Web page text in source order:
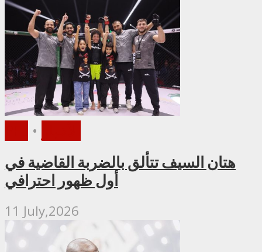
•
هتان السيف تتألق بالضربة القاضية في
أول ظهور احترافي
11 July,2026